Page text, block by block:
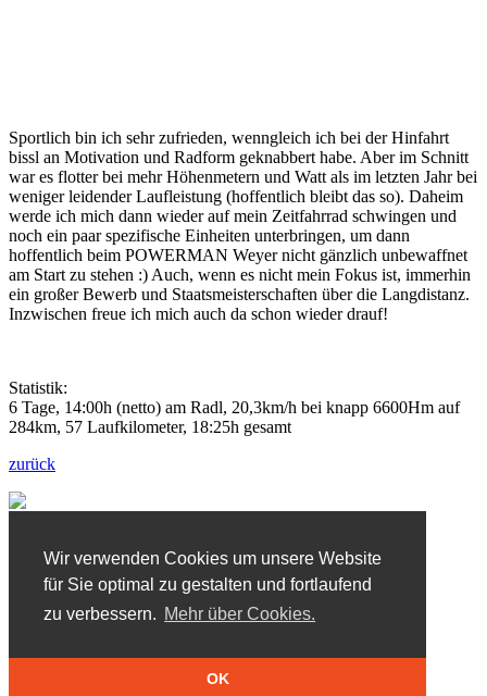
Wir verwenden Cookies um unsere Website
für Sie optimal zu gestalten und fortlaufend
zu verbessern. Mehr über Cookies.
OK
Sportlich bin ich sehr zufrieden, wenngleich ich bei der Hinfahrt
bissl an Motivation und Radform geknabbert habe. Aber im Schnitt
war es flotter bei mehr Höhenmetern und Watt als im letzten Jahr bei
weniger leidender Laufleistung (hoffentlich bleibt das so). Daheim
werde ich mich dann wieder auf mein Zeitfahrrad schwingen und
noch ein paar spezifische Einheiten unterbringen, um dann
hoffentlich beim POWERMAN Weyer nicht gänzlich unbewaffnet
am Start zu stehen :) Auch, wenn es nicht mein Fokus ist, immerhin
ein großer Bewerb und Staatsmeisterschaften über die Langdistanz.
Inzwischen freue ich mich auch da schon wieder drauf!
Statistik:
6 Tage, 14:00h (netto) am Radl, 20,3km/h bei knapp 6600Hm auf
284km, 57 Laufkilometer, 18:25h gesamt
zurück
Impressum
Datenschutz